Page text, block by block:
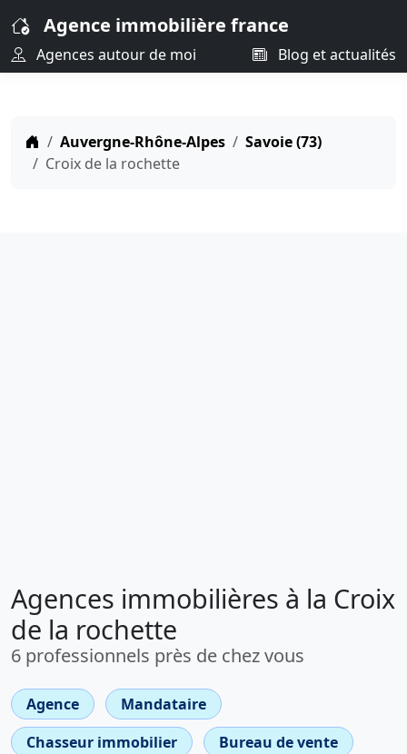
Agence immobilière france
Agences autour de moi Blog et actualités
Auvergne-Rhône-Alpes
Savoie (73)
Croix de la rochette
Agences immobilières à la Croix
de la rochette
6 professionnels près de chez vous
Agence
Mandataire
Chasseur immobilier
Bureau de vente